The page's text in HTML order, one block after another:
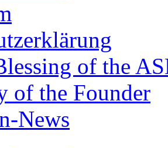
of the
of the Founder
News